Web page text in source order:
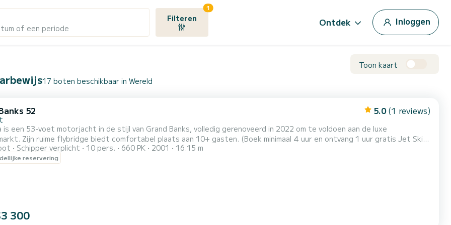
of een periode
Filteren
1
Ontdek Inloggen
Toon kaart
17 boten beschikbaar in Wereld
52 5.0 (1 reviews)
is een 53-voet motorjacht in de stijl van Grand Banks, volledig gerenoveerd in 2022 om te voldoen aan de luxe
Zijn ruime flybridge biedt comfortabel plaats aan 10+ gasten. (Boek minimaal 4 uur en ontvang 1 uur gratis Jet Ski
voldoende ruimte en uitzonderlijk comfort kan Sambuca tot 20 gasten ontvangen voor dagtochten en 4 gasten voor
Het jacht beschikt over een master hut met eigen badkamer en een tweepersoons stapelbed hut met een
Schipper verplicht 10 pers. 660 PK 2001 16.15 m
reservering
300